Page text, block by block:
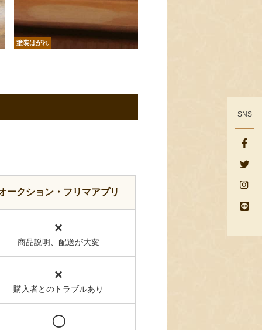
塗装はがれ
ークション・フリマアプリ
×
商品説明、配送が大変
×
購入者とのトラブルあり
〇
SNS